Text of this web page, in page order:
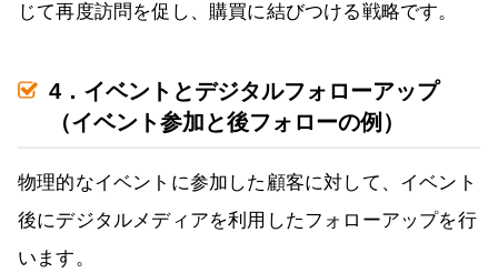
じて再度訪問を促し、購買に結びつける戦略です。
4．イベントとデジタルフォローアップ
（イベント参加と後フォローの例）
物理的なイベントに参加した顧客に対して、イベント
後にデジタルメディアを利用したフォローアップを行
います。